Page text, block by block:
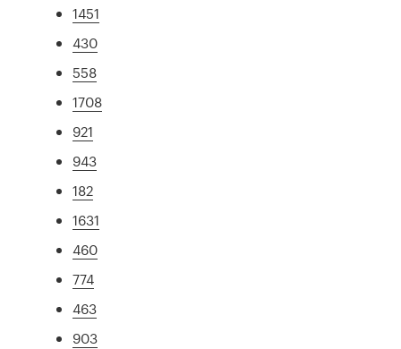
1451
430
558
1708
921
943
182
1631
460
774
463
903